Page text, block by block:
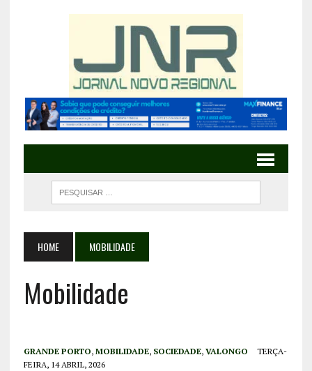
HOME MOBILIDADE
Mobilidade
GRANDE PORTO, MOBILIDADE, SOCIEDADE, VALONGO
TERÇA-
FEIRA, 14 ABRIL, 2026